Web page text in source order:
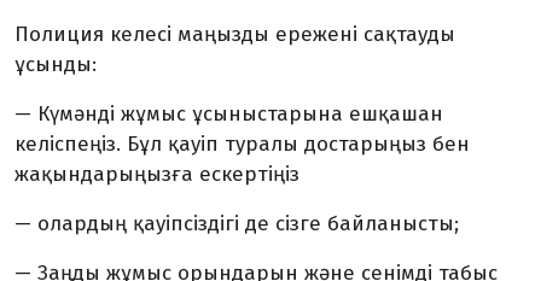
Полиция келесі маңызды ережені сақтауды
ұсынды:
— Күмәнді жұмыс ұсыныстарына ешқашан
келіспеңіз. Бұл қауіп туралы достарыңыз бен
жақындарыңызға ескертіңіз
— олардың қауіпсіздігі де сізге байланысты;
— Заңды жұмыс орындарын және сенімді табыс